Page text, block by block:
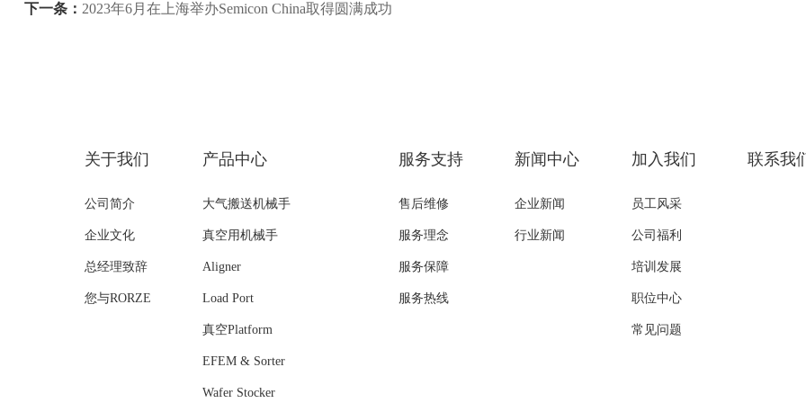
下一条： 2023年6月在上海举办Semicon China取得圆满成功
关于我们
公司简介
企业文化
总经理致辞
您与RORZE
产品中心
大气搬送机械手
真空用机械手
Aligner
Load Port
真空Platform
EFEM & Sorter
Wafer Stocker
服务支持
售后维修
服务理念
服务保障
服务热线
新闻中心
企业新闻
行业新闻
加入我们
员工风采
公司福利
培训发展
职位中心
常见问题
联系我